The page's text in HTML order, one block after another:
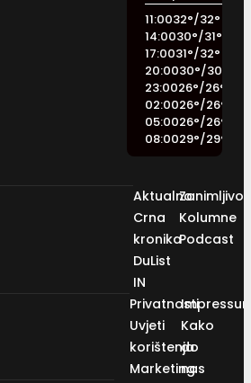
11:0032°/32°
14:0030°/31°
17:0031°/32°
20:0030°/30
23:0026°/26°
02:0026°/26°
05:0026°/26°
08:0029°/29°
Aktualno
Crna
kronika
DuList
IN
Kolumne
Podcast
Privatnosti
Uvjeti
korištenja
Marketing
Kako
do
nas